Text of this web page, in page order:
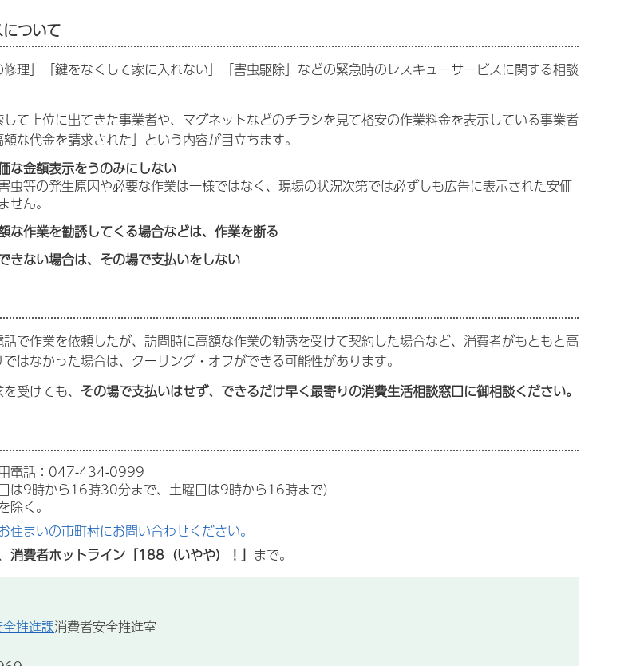
ついて
修理」「鍵をなくして家に入れない」「害虫駆除」などの緊急時のレスキューサービスに関する相談
て上位に出てきた事業者や、マグネットなどのチラシを見て格安の作業料金を表示している事業者
な代金を請求された」という内容が目立ちます。
な金額表示をうのみにしない
虫等の発生原因や必要な作業は一様ではなく、現場の状況次第では必ずしも広告に表示された安価
ん。
な作業を勧誘してくる場合などは、作業を断る
きない場合は、その場で支払いをしない
で作業を依頼したが、訪問時に高額な作業の勧誘を受けて契約した場合など、消費者がもともと高
はなかった場合は、クーリング・オフができる可能性があります。
受けても、 その場で支払いはせず、できるだけ早く最寄りの消費生活相談窓口に御相談ください。
電話：047-434-0999
は9時から16時30分まで、土曜日は9時から16時まで）
く。
まいの市町村にお問い合わせください。
消費者ホットライン「188（いやや）！」 まで。
推進課消費者安全推進室